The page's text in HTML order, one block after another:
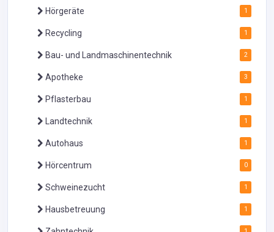
Hörgeräte 1
Recycling 1
Bau- und Landmaschinentechnik 2
Apotheke 3
Pflasterbau 1
Landtechnik 1
Autohaus 1
Hörcentrum 0
Schweinezucht 1
Hausbetreuung 1